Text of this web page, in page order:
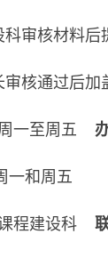
科审核材料后
审核通过后加
一至周五
和
程建设科